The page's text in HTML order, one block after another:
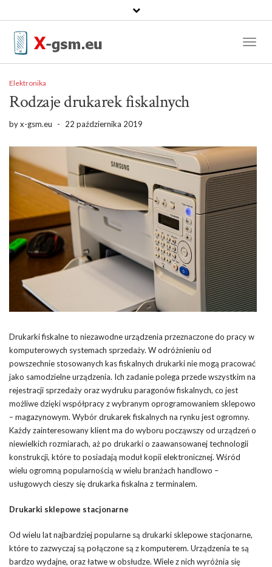
Elektronika
Rodzaje drukarek fiskalnych
byx-gsm.eu - 22 października 2019
Drukarki fiskalne to niezawodne urządzenia przeznaczone do pracy w
komputerowych systemach sprzedaży. W odróżnieniu od
powszechnie stosowanych kas fiskalnych drukarki nie mogą pracować
jako samodzielne urządzenia. Ich zadanie polega przede wszystkim na
rejestracji sprzedaży oraz wydruku paragonów fiskalnych, co jest
możliwe dzięki współpracy z wybranym oprogramowaniem sklepowo
– magazynowym. Wybór drukarek fiskalnych na rynku jest ogromny.
Każdy zainteresowany klient ma do wyboru począwszy od urządzeń o
niewielkich rozmiarach, aż po drukarki o zaawansowanej technologii
konstrukcji, które to posiadają moduł kopii elektronicznej. Wśród
wielu ogromną popularnością w wielu branżach handlowo –
usługowych cieszy się drukarka fiskalna z terminalem.
Drukarki sklepowe stacjonarne
Od wielu lat najbardziej popularne są drukarki sklepowe stacjonarne,
które to zazwyczaj są połączone są z komputerem. Urządzenia te są
bardzo wydajne, oraz łatwe w obsłudze. Wiele z nich wyróżnia się